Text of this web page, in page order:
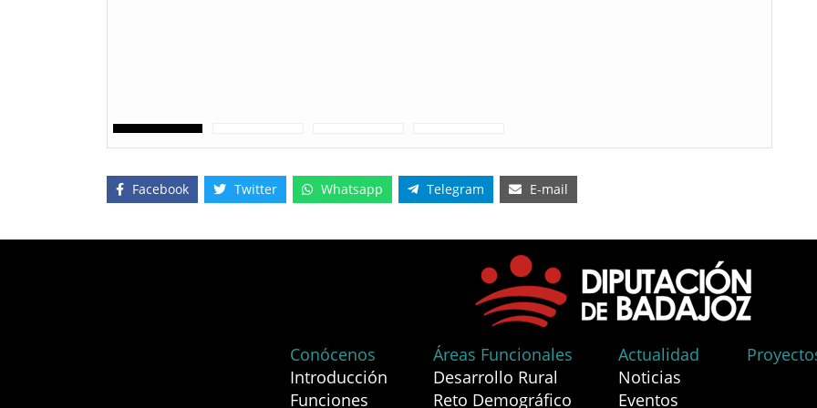
Facebook Twitter Whatsapp Telegram E-mail
Conócenos
Introducción
Funciones
Áreas Funcionales
Desarrollo Rural
Reto Demográfico
Actualidad
Noticias
Eventos